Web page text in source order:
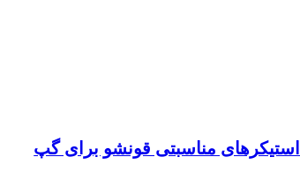
استیکرهای مناسبتی قونشو برای گپ